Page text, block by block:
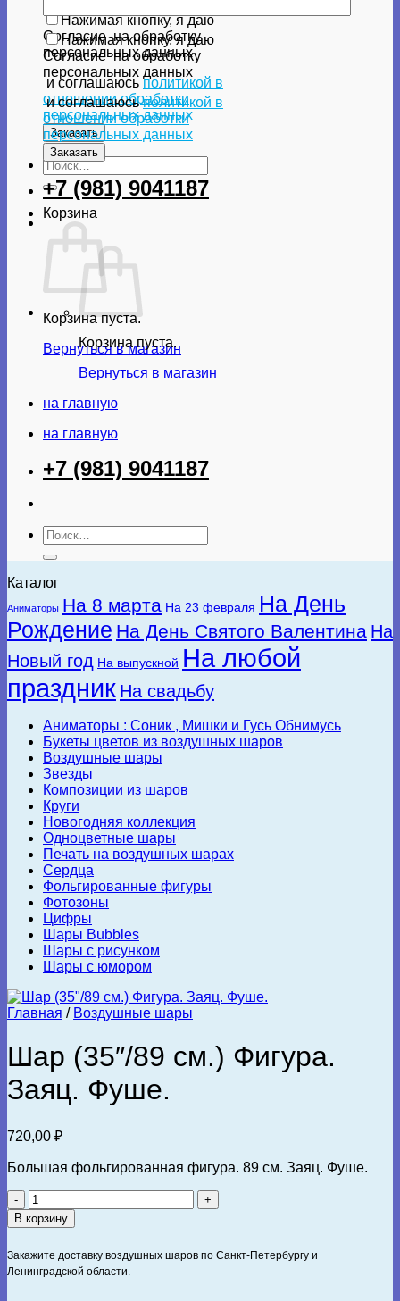
Нажимая кнопку, я даю
Согласиена обработку
персональных данных
и соглашаюсь политикой в
отношении обработки
персональных данных
Искать:
Корзина
Корзина пуста.
Вернуться в магазин
Нажимая кнопку, я даю
Согласиена обработку
персональных данных
и соглашаюсьполитикой в
отношении обработки
персональных данных
+7 (981) 9041187
Корзина пуста.
Вернуться в магазин
на главную
на главную
+7 (981) 9041187
Искать:
Каталог
Аниматоры На 8 марта На 23 февраля На День
Рождение На День Святого Валентина На
Новый год На выпускной На любой
праздник На свадьбу
Аниматоры : Соник , Мишки и Гусь Обнимусь
Букеты цветов из воздушных шаров
Воздушные шары
Звезды
Композиции из шаров
Круги
Новогодняя коллекция
Одноцветные шары
Печать на воздушных шарах
Сердца
Фольгированные фигуры
Фотозоны
Цифры
Шары Bubbles
Шары с рисунком
Шары с юмором
Главная / Воздушные шары
Шар (35″/89 см.) Фигура.
Заяц. Фуше.
720,00 ₽
Большая фольгированная фигура. 89 см. Заяц. Фуше.
Количество
товара
Шар
см.)
Фигура.
В корзину
Закажите доставку воздушных шаров по Санкт-Петербургу и
Ленинградской области.